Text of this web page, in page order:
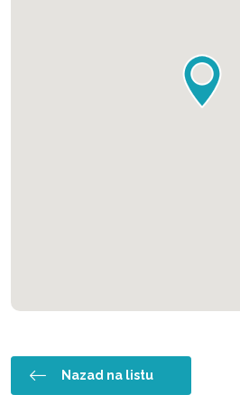
Nazad na listu